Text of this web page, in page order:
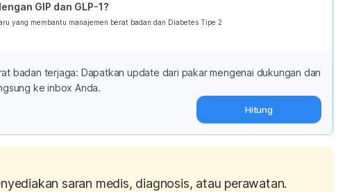
GIP dan GLP-1?
yang membantu manajemen berat badan dan Diabetes Tipe 2
badan terjaga: Dapatkan update dari pakar mengenai dukungan dan
ke inbox Anda.
Hitung
saran medis, diagnosis, atau perawatan.